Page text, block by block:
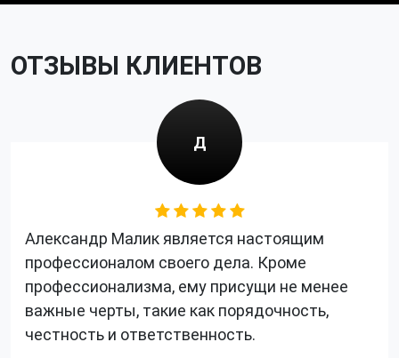
ОТЗЫВЫ КЛИЕНТОВ
Д
Александр Малик является настоящим
профессионалом своего дела. Кроме
профессионализма, ему присущи не менее
важные черты, такие как порядочность,
честность и ответственность.